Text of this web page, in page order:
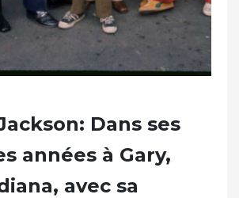
Dans ses
années à Gary,
avec sa